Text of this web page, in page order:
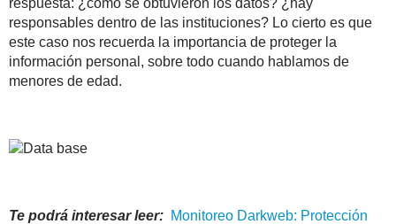
responsables dentro de las instituciones? Lo cierto es que
este caso nos recuerda la importancia de proteger la
información personal, sobre todo cuando hablamos de
menores de edad.
Te podrá interesar leer: Monitoreo Darkweb: Protección